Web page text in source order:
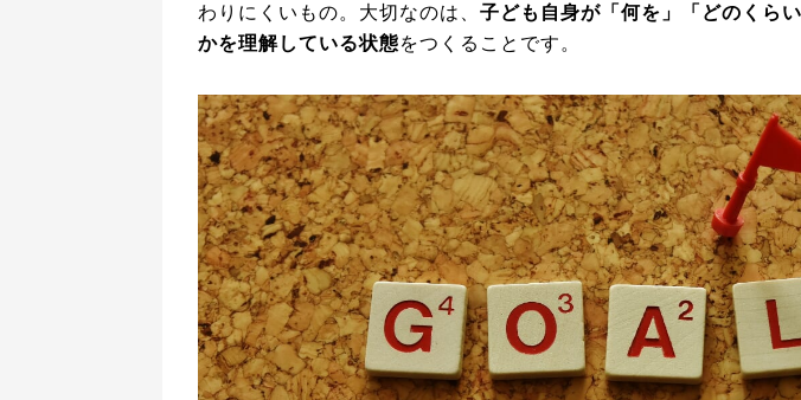
わりにくいもの。大切なのは、 子ども自身が「何を」「どのくら
かを理解している状態をつくることです。